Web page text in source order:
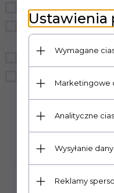
BDSM
Prezerwatywy
hurtownia
Bielizna
Śmieszne
Ustawienia
Wymagane
Marketingowe
Analityczne
Wysyłanie
Reklamy